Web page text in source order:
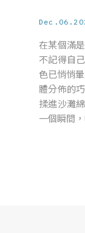
在某個滿
不記得自
色已悄悄
體分佈的
揉進沙灘
一個瞬間